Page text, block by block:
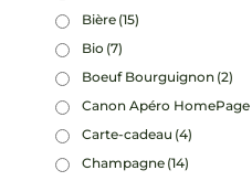
Bière (15)
Bio (7)
Boeuf Bourguignon (2)
Canon Apéro HomePage
Carte-cadeau (4)
Champagne (14)